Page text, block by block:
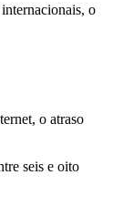
o
o atraso
seis e oito